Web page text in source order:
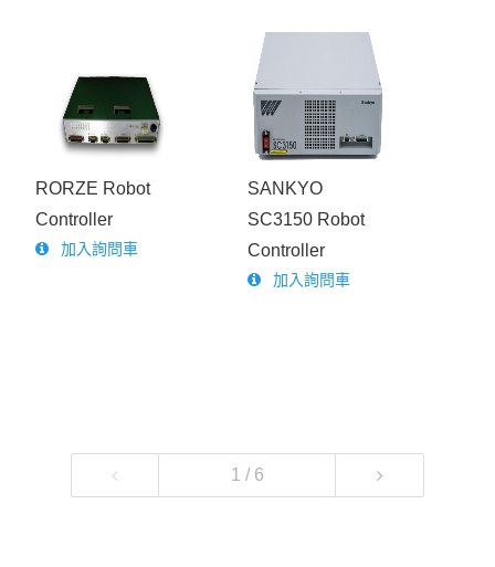
RORZE Robot
Controller
加入詢問車
SANKYO
SC3150 Robot
Controller
加入詢問車
1 / 6